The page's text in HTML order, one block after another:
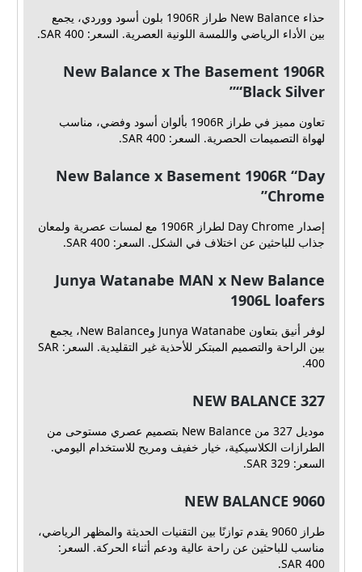
حذاء New Balance طراز 1906R بلون أسود ووردي، يجمع
بين الأداء الرياضي واللمسة اللونية العصرية. السعر: SAR 400.
New Balance x The Basement 1906R
“Black Silver”
تعاون مميز في طراز 1906R بألوان أسود وفضي، مناسب
لهواة التصميمات الحصرية. السعر: SAR 400.
New Balance x Basement 1906R “Day
Chrome”
إصدار Day Chrome لطراز 1906R مع لمسات عصرية ولمعان
جذاب للباحثين عن اختلاف في الشكل. السعر: SAR 400.
Junya Watanabe MAN x New Balance
1906L loafers
لوفر أنيق بتعاون Junya Watanabe وNew Balance، يجمع
بين الراحة والتصميم المبتكر للأحذية غير التقليدية. السعر: SAR
400.
NEW BALANCE 327
موديل 327 من New Balance بتصميم عصري مستوحى من
الطرازات الكلاسيكية، خيار خفيف ومريح للاستخدام اليومي.
السعر: SAR 329.
NEW BALANCE 9060
طراز 9060 يقدم توازنًا بين التقنيات الحديثة والمظهر الرياضي،
مناسب للباحثين عن راحة عالية ودعم أثناء الحركة. السعر:
SAR 400.